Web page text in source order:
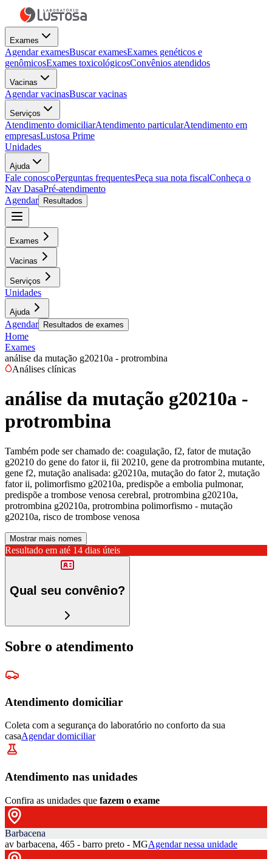
Exames
Agendar examesBuscar examesExames genéticos e
genômicosExames toxicológicosConvênios atendidos
Vacinas
Agendar vacinasBuscar vacinas
Serviços
Atendimento domiciliarAtendimento particularAtendimento em
empresasLustosa Prime
Unidades
Ajuda
Fale conoscoPerguntas frequentesPeça sua nota fiscalConheça o
Nav DasaPré-atendimento
Agendar
Resultados
Exames
Vacinas
Serviços
Unidades
Ajuda
Agendar Resultados de exames
Home
Exames
análise da mutação g20210a - protrombina
Análises clínicas
análise da mutação g20210a -
protrombina
Também pode ser chamado de: coagulação, f2, fator de mutação
g20210 do gene do fator ii, fii 20210, gene da protrombina mutante,
gene f2, mutação analisada: g20210a, mutação do fator 2, mutação
fator ii, polimorfismo g20210a, predispõe a embolia pulmonar,
predispõe a trombose venosa cerebral, protrombina g20210a,
protrombina g20210a, protrombina polimorfismo - mutação
g20210a, risco de trombose venosa
Mostrar mais nomes
Resultado em até 14 dias úteis
Qual seu convênio?
Sobre o atendimento
Atendimento domiciliar
Coleta com a segurança do laboratório no conforto da sua
casaAgendar domiciliar
Atendimento nas unidades
Confira as unidades que fazem o exame
Barbacena
av barbacena, 465 - barro preto - MGAgendar nessa unidade